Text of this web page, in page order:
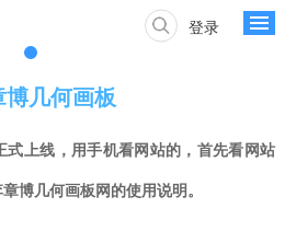
登录
博几何画板
式上线，用手机看网站的，首先看网站
博几何画板网的使用说明。